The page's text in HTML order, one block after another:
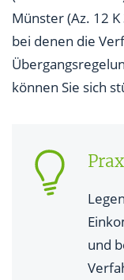
Münster (Az. 12
bei denen die
können Sie sich
und